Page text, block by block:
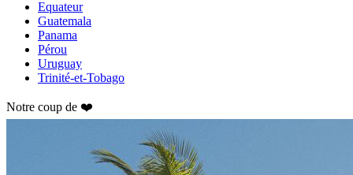
Equateur
Guatemala
Panama
Pérou
Uruguay
Trinité-et-Tobago
Notre coup de ❤️